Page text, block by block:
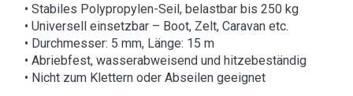
• Stabiles Polypropylen-Seil, belastbar bis 250 kg
• Universell einsetzbar – Boot, Zelt, Caravan etc.
• Durchmesser: 5 mm, Länge: 15 m
• Abriebfest, wasserabweisend und hitzebeständig
• Nicht zum Klettern oder Abseilen geeignet